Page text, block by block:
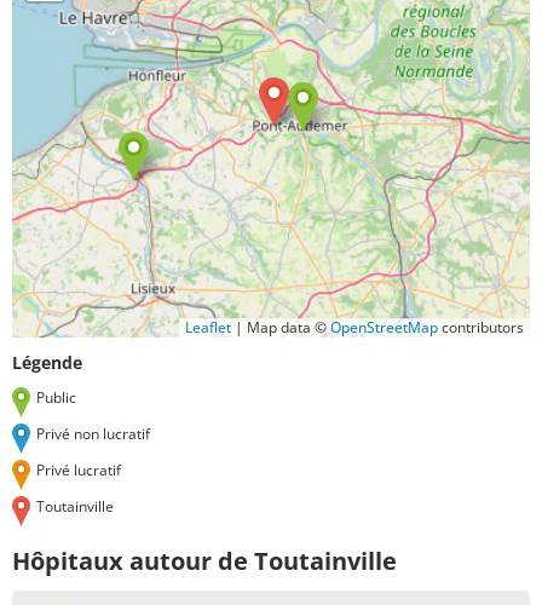
Leaflet | Map data ©OpenStreetMapcontributors
Légende
Public
Privé non lucratif
Privé lucratif
Toutainville
Hôpitaux autour de Toutainville